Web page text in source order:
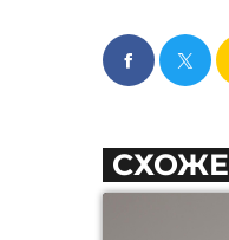
СХОЖЕ